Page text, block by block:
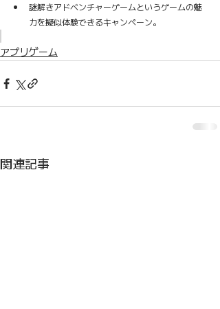
謎解きアドベンチャーゲームというゲームの魅
力を擬似体験できるキャンペーン。
アプリゲーム
関連記事